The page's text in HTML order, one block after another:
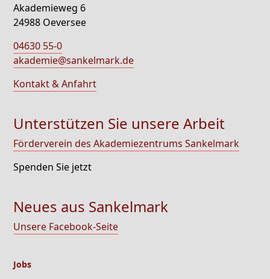
Akademieweg 6
24988 Oeversee
04630 55-0
akademie@sankelmark.de
Kontakt & Anfahrt
Unterstützen Sie unsere Arbeit
Förderverein des Akademiezentrums Sankelmark
Spenden Sie jetzt
Neues aus Sankelmark
Unsere Facebook-Seite
Jobs